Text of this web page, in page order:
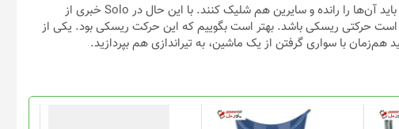
وسایل نقلیه در Warzone، طوری طراحی شده‌اند که یک نفر باید آن‌ها را رانده و سایرین هم شلیک کنند. با این حال در Solo خبری از
است حرکتی ریسکی باشد. بهتر است بگوییم که این حرکت ریسکی بود. یکی از